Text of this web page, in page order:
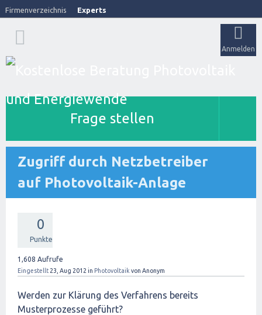
Firmenverzeichnis Experts
Anmelden
Frage stellen
Zugriff durch Netzbetreiber
auf Photovoltaik-Anlage
0
Punkte
1,608 Aufrufe
Eingestellt 23, Aug 2012 in Photovoltaik von Anonym
Werden zur Klärung des Verfahrens bereits
Musterprozesse geführt?